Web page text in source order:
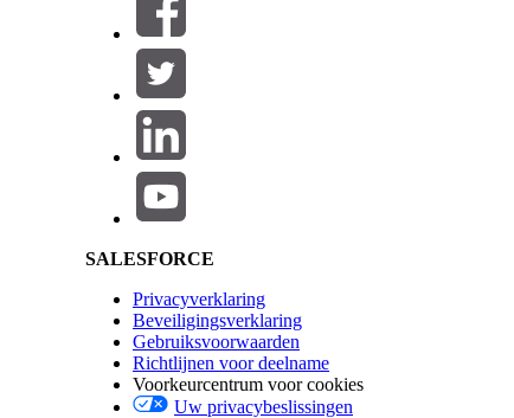
Laat ons weten wat we kunnen doen om te verbeteren!
SALESFORCE
Privacyverklaring
Beveiligingsverklaring
Gebruiksvoorwaarden
Richtlijnen voor deelname
Voorkeurcentrum voor cookies
Uw privacybeslissingen
Salesforce Help | Article